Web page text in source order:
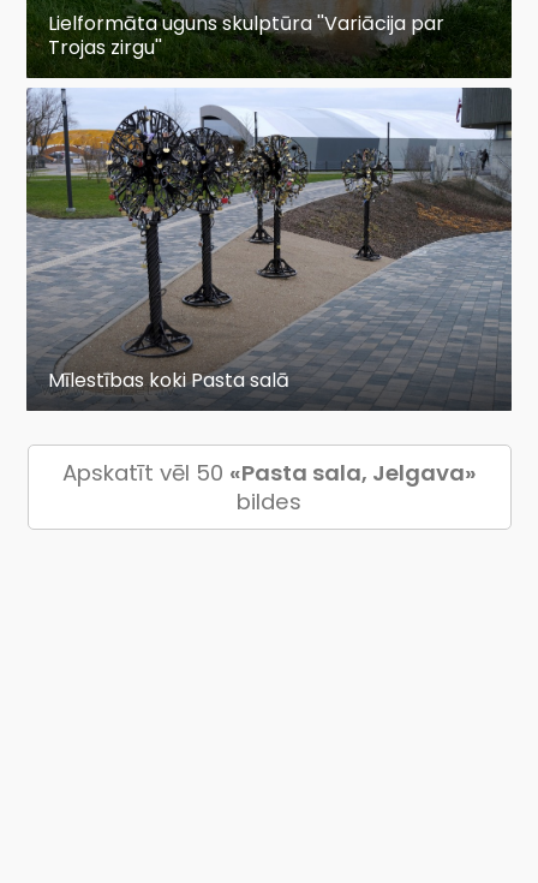
Lielformāta uguns skulptūra ''Variācija par
Trojas zirgu''
Mīlestības koki Pasta salā
Apskatīt vēl 50 «Pasta sala, Jelgava»
bildes